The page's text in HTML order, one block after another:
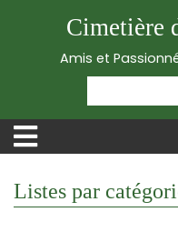
Cimetière
Amis et
Listes par